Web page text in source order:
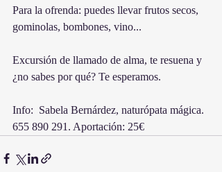
Para la ofrenda: puedes llevar frutos secos,
gominolas, bombones, vino...
Excursión de llamado de alma, te resuena y
¿no sabes por qué? Te esperamos.
Info:  Sabela Bernárdez, naturópata mágica.
655 890 291. Aportación: 25€